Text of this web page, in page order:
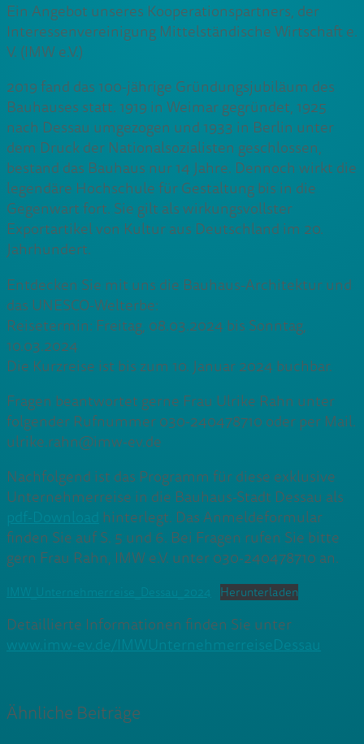
Ein Angebot unseres Kooperationspartners, der
Interessenvereinigung Mittelständische Wirtschaft e.
V. (IMW e.V.)
2019 fand das 100-jährige Gründungsjubiläum des
Bauhauses statt. 1919 in Weimar gegründet, 1925
nach Dessau umgezogen und 1933 in Berlin unter
dem Druck der Nationalsozialisten geschlossen,
bestand das Bauhaus nur 14 Jahre. Dennoch wirkt die
legendäre Hochschule für Gestaltung bis in die
Gegenwart fort. Sie gilt als wirkungsvollster
Exportartikel von Kultur aus Deutschland im 20.
Jahrhundert.
Entdecken Sie mit uns die Bauhaus-Architektur und
das UNESCO-Welterbe:
Reisetermin: Freitag, 08.03.2024 bis Sonntag,
10.03.2024
Die Kurzreise ist bis zum 10. Januar 2024 buchbar.
Fragen beantwortet gerne Frau Ulrike Rahn unter
folgender Rufnummer 030-240478710 oder per Mail.
ulrike.rahn@imw-ev.de
Nachfolgend ist das Programm für diese exklusive
Unternehmerreise in die Bauhaus-Stadt Dessau als
pdf-Download hinterlegt. Das Anmeldeformular
finden Sie auf S. 5 und 6. Bei Fragen rufen Sie bitte
gern Frau Rahn, IMW e.V. unter 030-240478710 an.
IMW_Unternehmerreise_Dessau_2024 Herunterladen
Detaillierte Informationen finden Sie unter
www.imw-ev.de/IMWUnternehmerreiseDessau
Ähnliche Beiträge